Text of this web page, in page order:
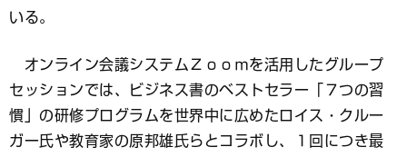
いる。
オンライン会議システムＺｏｏｍを活用したグループ
セッションでは、ビジネス書のベストセラー「７つの習
慣」の研修プログラムを世界中に広めたロイス・クルー
ガー氏や教育家の原邦雄氏らとコラボし、１回につき最